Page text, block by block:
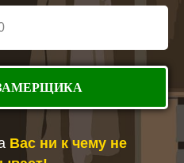
Вас ни к чему не